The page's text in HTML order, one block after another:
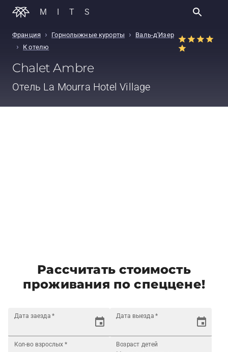
MITS
Франция › Горнолыжные курорты › Валь-д'Изер
› К отелю
Chalet Ambre
Отель La Mourra Hotel Village
Рассчитать стоимость
проживания по спеццене!
Дата заезда * Дата выезда *
Кол-во взрослых * Возраст детей